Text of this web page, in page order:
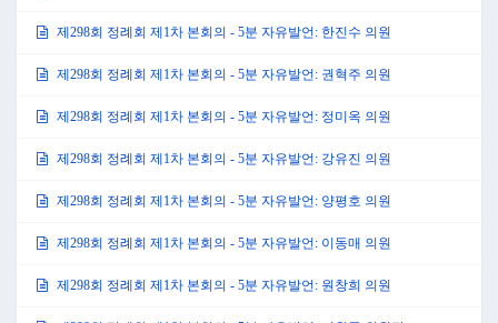
제298회 정례회 제1차 본회의 - 5분 자유발언: 한진수 의원
제298회 정례회 제1차 본회의 - 5분 자유발언: 권혁주 의원
제298회 정례회 제1차 본회의 - 5분 자유발언: 정미옥 의원
제298회 정례회 제1차 본회의 - 5분 자유발언: 강유진 의원
제298회 정례회 제1차 본회의 - 5분 자유발언: 양평호 의원
제298회 정례회 제1차 본회의 - 5분 자유발언: 이동매 의원
제298회 정례회 제1차 본회의 - 5분 자유발언: 원창희 의원